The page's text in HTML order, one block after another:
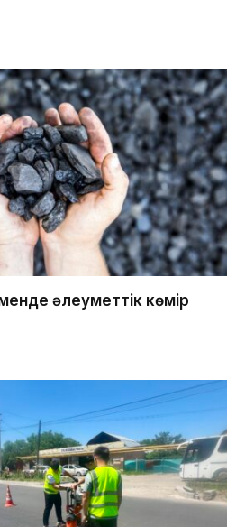
әлеуметтік көмір